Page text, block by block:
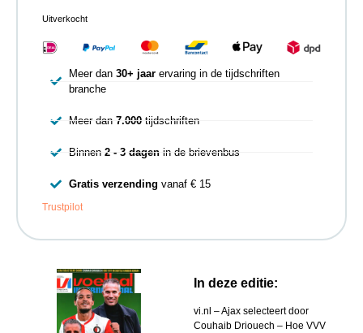
In deze editie:
vi.nl – Ajax selecteert door
Couhaib Driouech – Hoe VVV
Uitverkocht
Meer dan 30+ jaarervaring in de tijdschriften
branche
Meer dan 7.000tijdschriften
Binnen 2 - 3 dagenin de brievenbus
Gratis verzending vanaf € 15
Trustpilot